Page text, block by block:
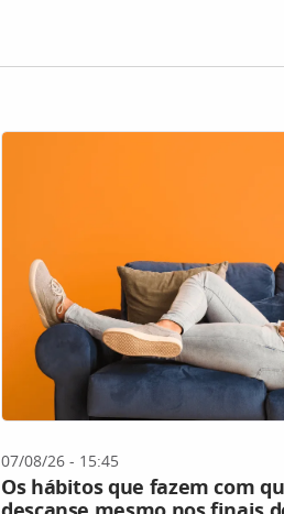
07/08/26 - 15:45
Os hábitos que fazem com